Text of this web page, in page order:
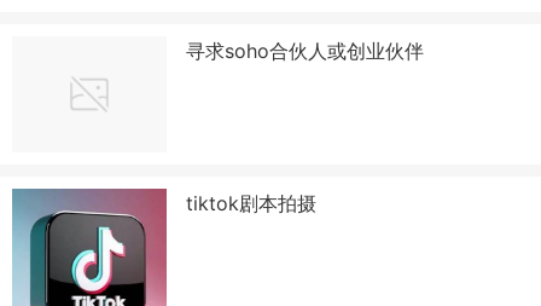
寻求soho合伙人或创业伙伴
tiktok剧本拍摄